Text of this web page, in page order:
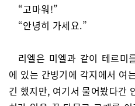
“고마워!”
“안녕히 가세요.”
리엘은 미엘과 같이 테르미
에 있는 간빙기에 각지에서 여
긴 했지만, 여기서 물어봤다간